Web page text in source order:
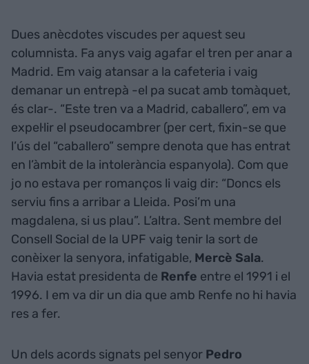
Dues anècdotes viscudes per aquest seu
columnista. Fa anys vaig agafar el tren per anar a
Madrid. Em vaig atansar a la cafeteria i vaig
demanar un entrepà -el pa sucat amb tomàquet,
és clar-. “Este tren va a Madrid, caballero”, em va
expel·lir el pseudocambrer (per cert, fixin-se que
l’ús del “caballero” sempre denota que has entrat
en l’àmbit de la intolerància espanyola). Com que
jo no estava per romanços li vaig dir: “Doncs els
serviu fins a arribar a Lleida. Posi’m una
magdalena, si us plau”. L’altra. Sent membre del
Consell Social de la UPF vaig tenir la sort de
conèixer la senyora, infatigable, Mercè Sala.
Havia estat presidenta de Renfe entre el 1991 i el
1996. I em va dir un dia que amb Renfe no hi havia
res a fer.
Un dels acords signats pel senyor Pedro